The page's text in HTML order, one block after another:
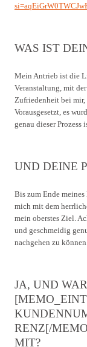
WAS IST
Mein Antrieb ist die
Veranstaltung, mit
Zufriedenheit bei
Vorausgesetzt, es
genau dieser Prozess
UND DEINE
Bis zum Ende meines
mich mit dem
mein oberstes Ziel.
und geschmeidig
nachgehen zu können.
JA, UND
RENZ[/
MIT?